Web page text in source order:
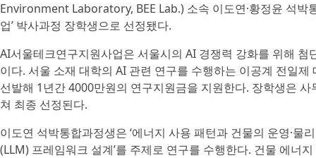
Environment Laboratory, BEE Lab.) 소속 이도연·황정윤 석박
업’ 박사과정 장학생으로 선정됐다.
AI서울테크연구지원사업은 서울시의 AI 경쟁력 강화를 위해
이다. 서울 소재 대학의 AI 관련 연구를 수행하는 이공계 전일
선발해 1년간 4000만원의 연구지원금을 지원한다. 장학생은
쳐 최종 선정된다.
이도연 석박통합과정생은 ‘에너지 사용 패턴과 건물의 운영·
(LLM) 프레임워크 설계’를 주제로 연구를 수행한다. 건물 에너